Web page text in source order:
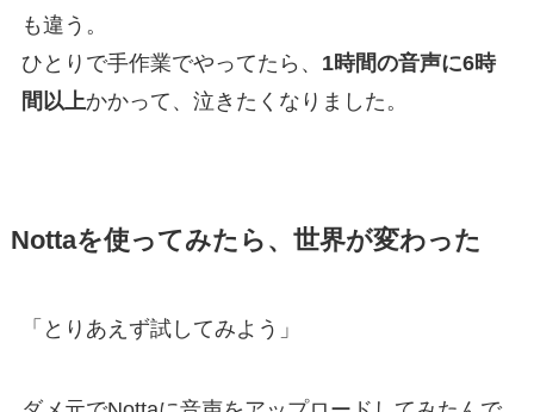
も違う。
ひとりで手作業でやってたら、 1時間の音声に6時
間以上かかって、泣きたくなりました。
Nottaを使ってみたら、世界が変わった
「とりあえず試してみよう」